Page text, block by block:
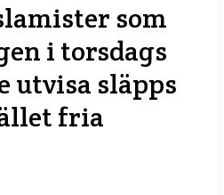
som
i torsdags
utvisa släpps
fria